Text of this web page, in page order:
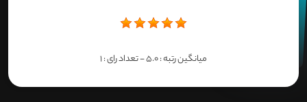
میانگین رتبه :5.0- تعداد رای :1